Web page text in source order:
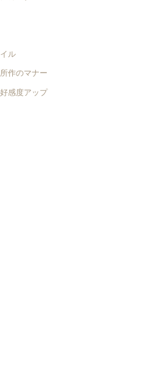
ル
作のマナー
感度アップ